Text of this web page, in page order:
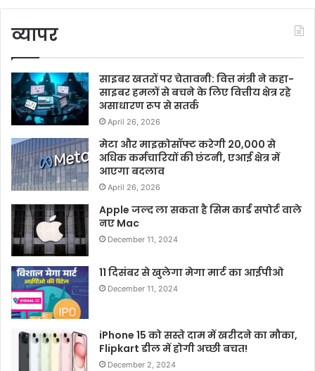
व्यापर
साइबर खतरों पर चेतावनी: वित्त मंत्री ने कहा-
साइबर हमलों से बचने के लिए वित्तीय क्षेत्र रहे
असाधारण रूप से सतर्क
April 26, 2026
मेटा और माइक्रोसॉफ्ट करेगी 20,000 से
अधिक कर्मचारियों की छंटनी, एआई क्षेत्र में
आएगा बदलाव
April 26, 2026
Apple जल्द ला सकता है सिम कार्ड सपोर्ट वाले
नए Mac
December 11, 2024
11 दिसंबर से खुलेगा मेगा मार्ट का आईपीओ
December 11, 2024
iPhone 15 को सस्ते दाम में खरीदने का मौका,
Flipkart डील में होगी अच्छी बचत!
December 2, 2024